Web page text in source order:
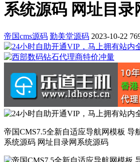
系统源码 网址目录
帝国cms源码 勤美堂源码 2023-10-22
帝国CMS7.5全新自适应导航网模板 导
系统源码 网址目录网系统源码